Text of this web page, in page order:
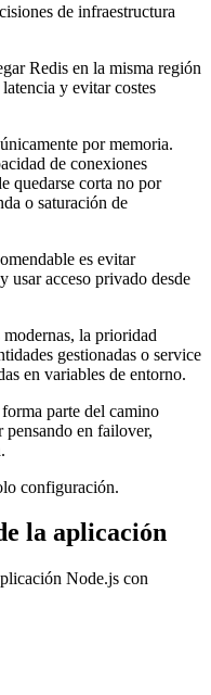
de infraestructura
Redis en la misma región
y evitar costes
por memoria.
de conexiones
quedarse corta no por
o saturación de
es evitar
usar acceso privado desde
la prioridad
gestionadas o service
en variables de entorno.
parte del camino
en failover,
configuración.
la aplicación
Node.js con